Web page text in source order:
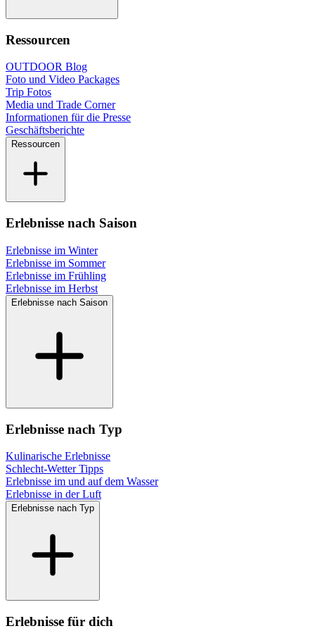
Ressourcen
OUTDOOR Blog
Foto und Video Packages
Trip Fotos
Media und Trade Corner
Informationen für die Presse
Geschäftsberichte
Ressourcen
Erlebnisse nach Saison
Erlebnisse im Winter
Erlebnisse im Sommer
Erlebnisse im Frühling
Erlebnisse im Herbst
Erlebnisse nach Saison
Erlebnisse nach Typ
Kulinarische Erlebnisse
Schlecht-Wetter Tipps
Erlebnisse im und auf dem Wasser
Erlebnisse in der Luft
Erlebnisse nach Typ
Erlebnisse für dich